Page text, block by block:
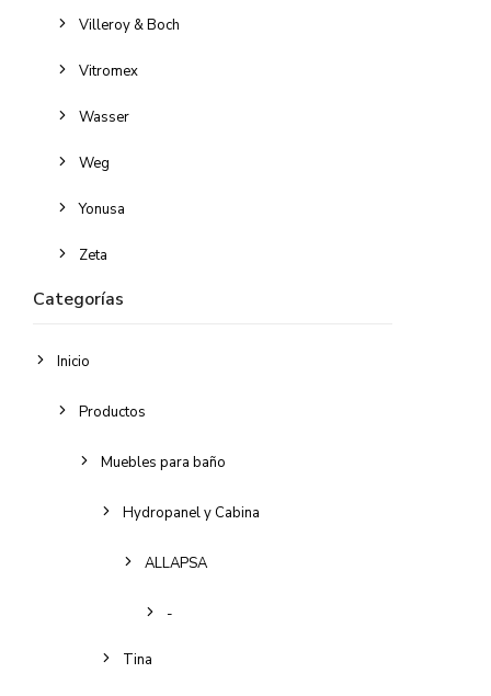
Villeroy & Boch
Vitromex
Wasser
Weg
Yonusa
Zeta
Categorías
Inicio
Productos
Muebles para baño
Hydropanel y Cabina
ALLAPSA
-
Tina